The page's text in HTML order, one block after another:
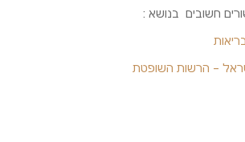
חשובים בנושא :
– הרשות השופטת